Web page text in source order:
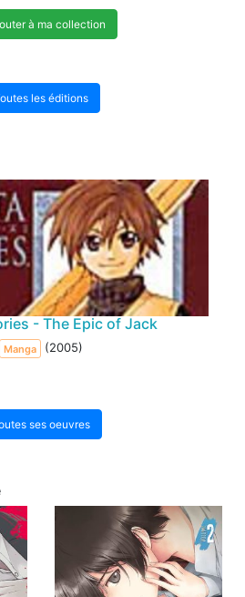
à ma collection
les éditions
- The Epic of Jack
Manga (2005)
ses oeuvres